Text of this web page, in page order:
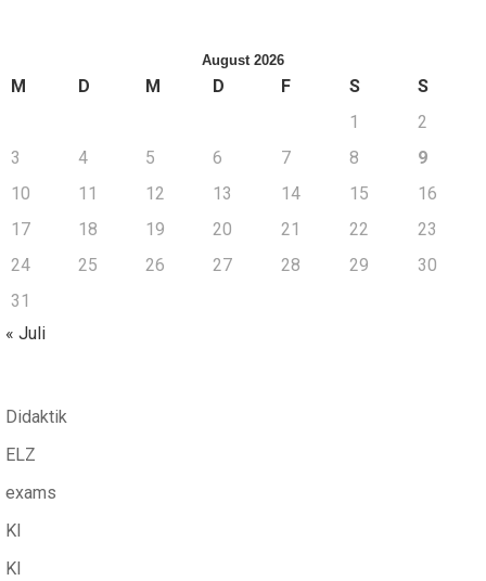
August 2026
M D M D F S
S
1
2
3
4 5 6 7 8
9
10
11 12 13 14 15
16
17
18 19 20 21 22
23
24
25 26 27 28 29
30
31
« Juli
Didaktik
ELZ
exams
KI
KI